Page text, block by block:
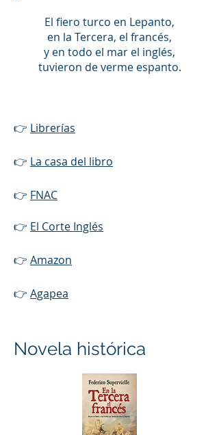
El fiero turco en Lepanto,
en la Tercera, el francés,
y en todo el mar el inglés,
tuvieron de verme espanto.
👉 Librerías
👉 La casa del libro
👉 FNAC
👉 El Corte Inglés
👉 Amazon
👉 Agapea
Novela histórica